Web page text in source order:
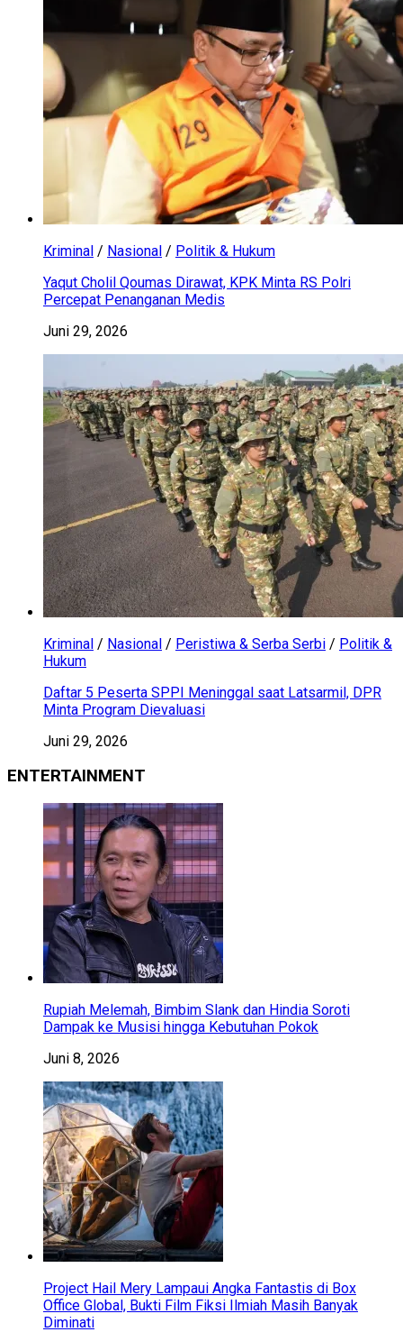
Kriminal / Nasional / Politik & Hukum
Yaqut Cholil Qoumas Dirawat, KPK Minta RS Polri
Percepat Penanganan Medis
Juni 29, 2026
Kriminal / Nasional / Peristiwa & Serba Serbi / Politik &
Hukum
Daftar 5 Peserta SPPI Meninggal saat Latsarmil, DPR
Minta Program Dievaluasi
Juni 29, 2026
ENTERTAINMENT
Rupiah Melemah, Bimbim Slank dan Hindia Soroti
Dampak ke Musisi hingga Kebutuhan Pokok
Juni 8, 2026
Project Hail Mery Lampaui Angka Fantastis di Box
Office Global, Bukti Film Fiksi Ilmiah Masih Banyak
Diminati